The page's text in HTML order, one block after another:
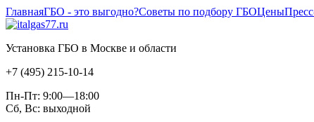
ГлавнаяГБО - это выгодно?Советы по подбору ГБОЦены
Установка ГБО в Москве и области
+7 (495) 215-10-14
Пн-Пт: 9:00—18:00
Сб, Вс: выходной